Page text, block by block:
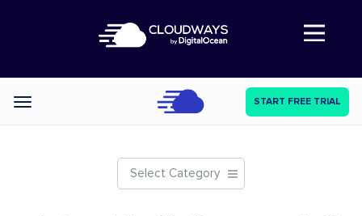
Abre a navegação
Categories START FREE TRIAL
Select Category